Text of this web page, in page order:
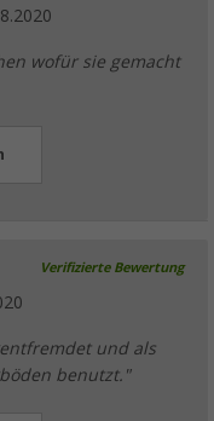
wofür sie gemacht
Verifizierte Bewertung
und als
benutzt."